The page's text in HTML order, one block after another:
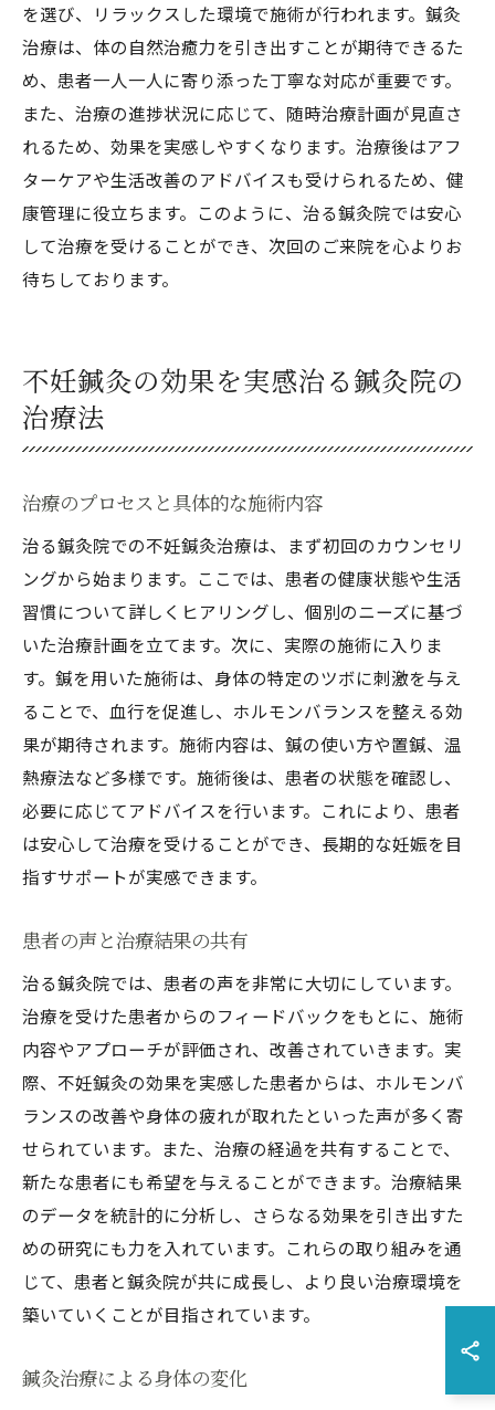
を選び、リラックスした環境で施術が行われます。鍼灸
治療は、体の自然治癒力を引き出すことが期待できるた
め、患者一人一人に寄り添った丁寧な対応が重要です。
また、治療の進捗状況に応じて、随時治療計画が見直さ
れるため、効果を実感しやすくなります。治療後はアフ
ターケアや生活改善のアドバイスも受けられるため、健
康管理に役立ちます。このように、治る鍼灸院では安心
して治療を受けることができ、次回のご来院を心よりお
待ちしております。
不妊鍼灸の効果を実感治る鍼灸院の
治療法
治療のプロセスと具体的な施術内容
治る鍼灸院での不妊鍼灸治療は、まず初回のカウンセリ
ングから始まります。ここでは、患者の健康状態や生活
習慣について詳しくヒアリングし、個別のニーズに基づ
いた治療計画を立てます。次に、実際の施術に入りま
す。鍼を用いた施術は、身体の特定のツボに刺激を与え
ることで、血行を促進し、ホルモンバランスを整える効
果が期待されます。施術内容は、鍼の使い方や置鍼、温
熱療法など多様です。施術後は、患者の状態を確認し、
必要に応じてアドバイスを行います。これにより、患者
は安心して治療を受けることができ、長期的な妊娠を目
指すサポートが実感できます。
患者の声と治療結果の共有
治る鍼灸院では、患者の声を非常に大切にしています。
治療を受けた患者からのフィードバックをもとに、施術
内容やアプローチが評価され、改善されていきます。実
際、不妊鍼灸の効果を実感した患者からは、ホルモンバ
ランスの改善や身体の疲れが取れたといった声が多く寄
せられています。また、治療の経過を共有することで、
新たな患者にも希望を与えることができます。治療結果
のデータを統計的に分析し、さらなる効果を引き出すた
めの研究にも力を入れています。これらの取り組みを通
じて、患者と鍼灸院が共に成長し、より良い治療環境を
築いていくことが目指されています。
鍼灸治療による身体の変化